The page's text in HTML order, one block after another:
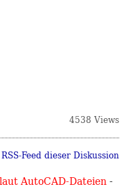
4538 Views
RSS-Feed dieser Diskussion
AutoCAD-Dateien-